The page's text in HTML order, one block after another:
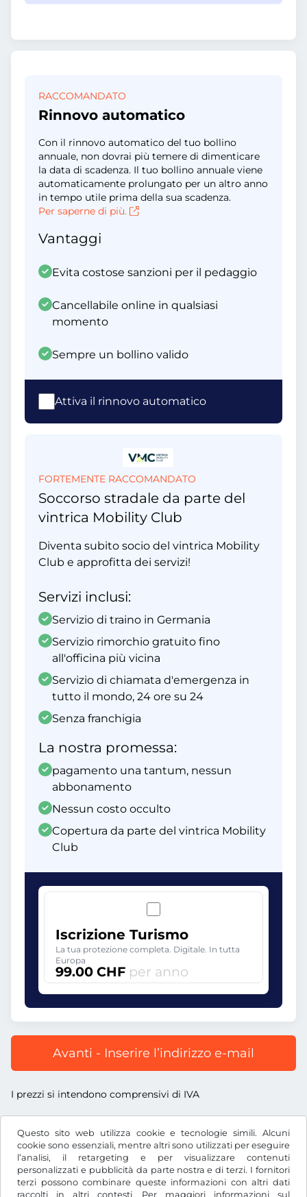
Questo sito web utilizza cookie e tecnologie simili. Alcuni
cookie sono essenziali, mentre altri sono utilizzati per eseguire
l’analisi, il retargeting e per visualizzare contenuti
personalizzati e pubblicità da parte nostra e di terzi. I fornitori
terzi possono combinare queste informazioni con altri dati
raccolti in altri contesti. Per maggiori informazioni sul
RACCOMANDATO
Rinnovo automatico
Con il rinnovo automatico del tuo bollino
annuale, non dovrai più temere di dimenticare
la data di scadenza. Il tuo bollino annuale viene
automaticamente prolungato per un altro anno
in tempo utile prima della sua scadenza.
Per saperne di più.
Vantaggi
Evita costose sanzioni per il pedaggio
Cancellabile online in qualsiasi
momento
Sempre un bollino valido
Attiva il rinnovo automatico
FORTEMENTE RACCOMANDATO
Soccorso stradale da parte del
vintrica Mobility Club
Diventa subito socio del vintrica Mobility
Club e approfitta dei servizi!
Servizi inclusi:
Servizio di traino in Germania
Servizio rimorchio gratuito fino
all'officina più vicina
Servizio di chiamata d'emergenza in
tutto il mondo, 24 ore su 24
Senza franchigia
La nostra promessa:
pagamento una tantum, nessun
abbonamento
Nessun costo occulto
Copertura da parte del vintrica Mobility
Club
Iscrizione Turismo
La tua protezione completa. Digitale. In tutta
Europa
99.00 CHF per anno
Avanti - Inserire l’indirizzo e-mail
I prezzi si intendono comprensivi di IVA
CHF